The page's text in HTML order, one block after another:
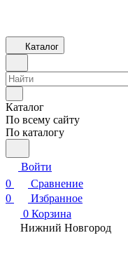
Каталог
Каталог
По всему сайту
По каталогу
Войти
0
Сравнение
0
Избранное
0 Корзина
Нижний Новгород